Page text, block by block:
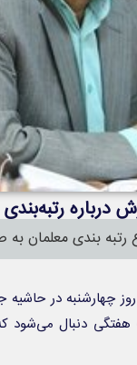
بندی معلمان
چهارشنبه در حاشیه
دنبال می‌شود